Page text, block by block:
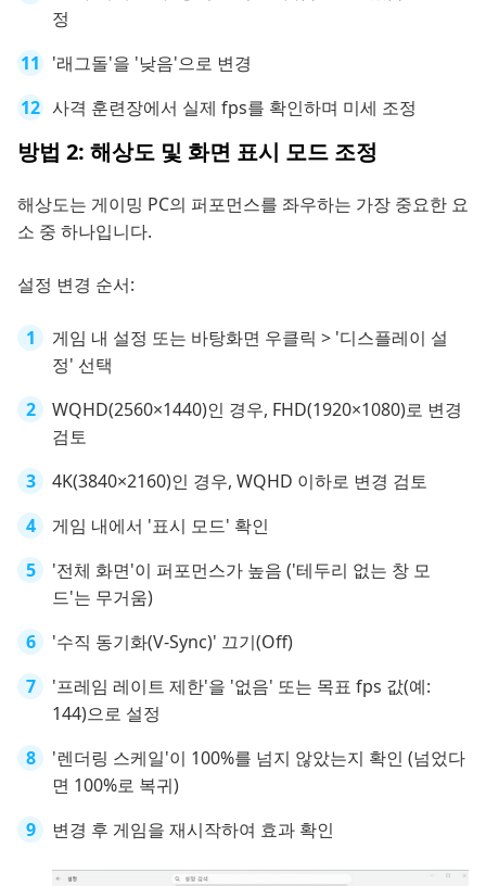
정
'래그돌'을 '낮음'으로 변경
사격 훈련장에서 실제 fps를 확인하며 미세 조정
방법 2: 해상도 및 화면 표시 모드 조정
해상도는 게이밍 PC의 퍼포먼스를 좌우하는 가장 중요한 요
소 중 하나입니다.
설정 변경 순서:
게임 내 설정 또는 바탕화면 우클릭 > '디스플레이 설
정' 선택
WQHD(2560×1440)인 경우, FHD(1920×1080)로 변경
검토
4K(3840×2160)인 경우, WQHD 이하로 변경 검토
게임 내에서 '표시 모드' 확인
'전체 화면'이 퍼포먼스가 높음 ('테두리 없는 창 모
드'는 무거움)
'수직 동기화(V-Sync)' 끄기(Off)
'프레임 레이트 제한'을 '없음' 또는 목표 fps 값(예:
144)으로 설정
'렌더링 스케일'이 100%를 넘지 않았는지 확인 (넘었다
면 100%로 복귀)
변경 후 게임을 재시작하여 효과 확인